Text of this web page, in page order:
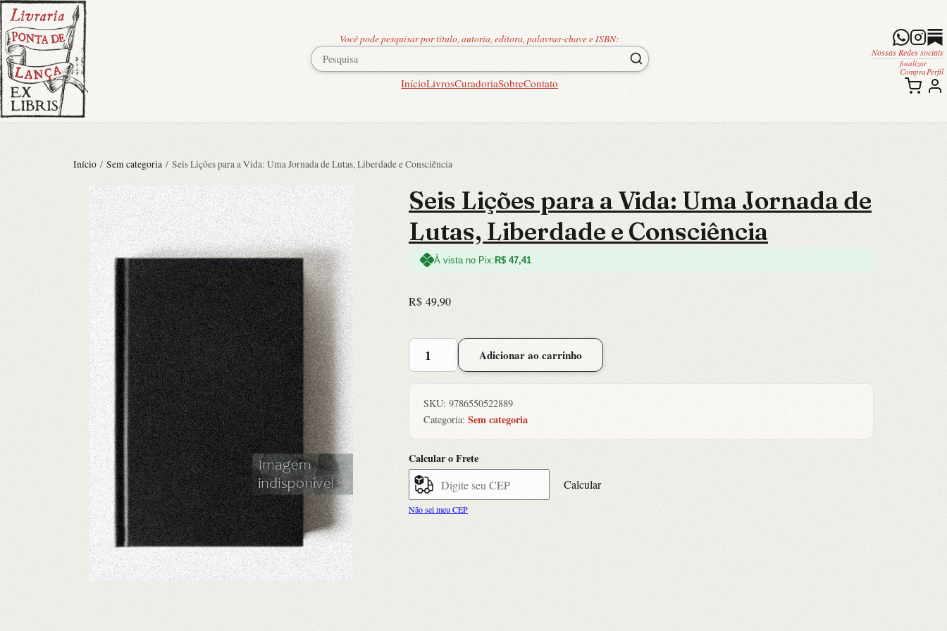
Você pode pesquisar por título, autoria, editora, palavras-chave e ISBN:
InícioLivrosCuradoriaSobreContato
Nossas Redes sociais
finalizar
Compra Perfil
Início / Sem categoria / Seis Lições para a Vida: Uma Jornada de Lutas, Liberdade e Consciência
Seis Lições para a Vida: Uma Jornada de
Lutas, Liberdade e Consciência
À vista no Pix:R$ 47,41
R$ 49,90
Seis
Lições
Vida:
de
Lutas,
Liberdade
e
Adicionar ao carrinho
SKU: 9786550522889
Categoria: Sem categoria
Calcular o Frete
Calcular
Não sei meu CEP